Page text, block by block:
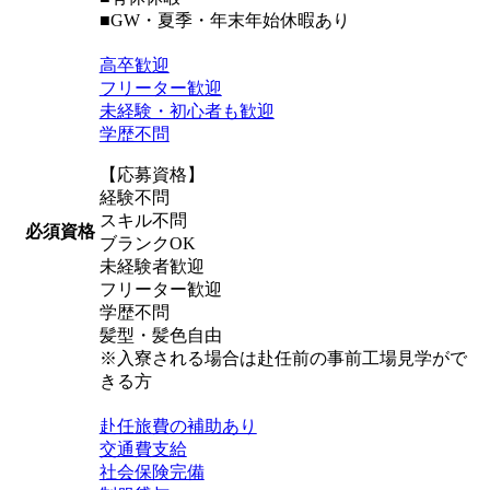
■GW・夏季・年末年始休暇あり
必須資格
高卒歓迎
フリーター歓迎
未経験・初心者も歓迎
学歴不問
【応募資格】
経験不問
スキル不問
ブランクOK
未経験者歓迎
フリーター歓迎
学歴不問
髪型・髪色自由
※入寮される場合は赴任前の事前工場見学がで
きる方
赴任旅費の補助あり
交通費支給
社会保険完備